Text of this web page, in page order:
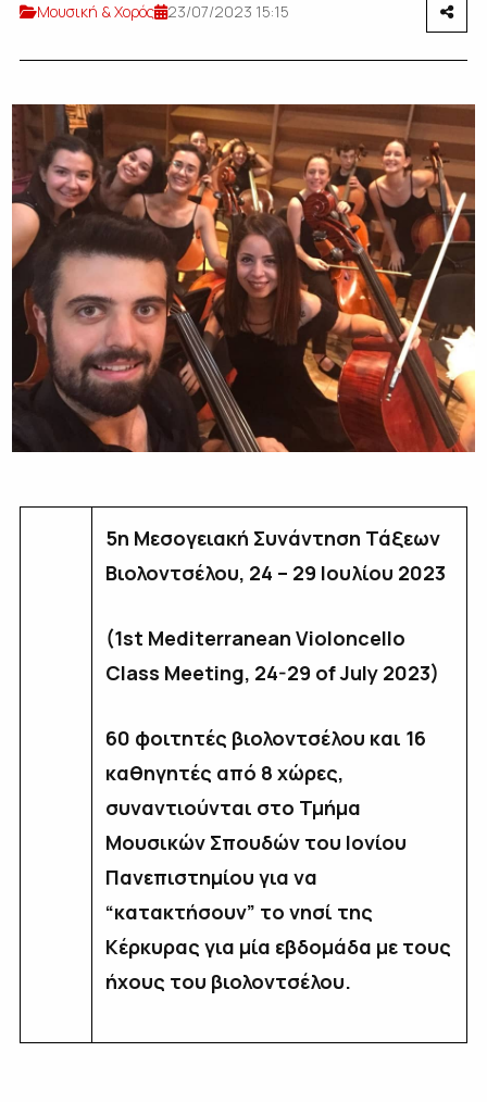
Μουσική & Χορός 23/07/2023 15:15
5η Μεσογειακή Συνάντηση Τάξεων
Βιολοντσέλου, 24 – 29 Ιουλίου 2023
(1st Mediterranean Violoncello
Class Meeting, 24-29 of July 2023)
60 φοιτητές βιολοντσέλου και 16
καθηγητές από 8 χώρες,
συναντιούνται στο Τμήμα
Μουσικών Σπουδών του Ιονίου
Πανεπιστημίου για να
“κατακτήσουν” το νησί της
Κέρκυρας για μία εβδομάδα με τους
ήχους του βιολοντσέλου.